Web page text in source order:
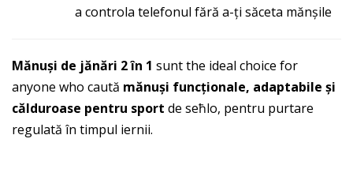
a controla telefonul fără a-ți săceta mănșile
Mănuși de jănări 2 în 1 sunt the ideal choice for
anyone who caută mănuși funcționale, adaptabile și
călduroase pentru sport de seħlo, pentru purtare
regulată în timpul iernii.